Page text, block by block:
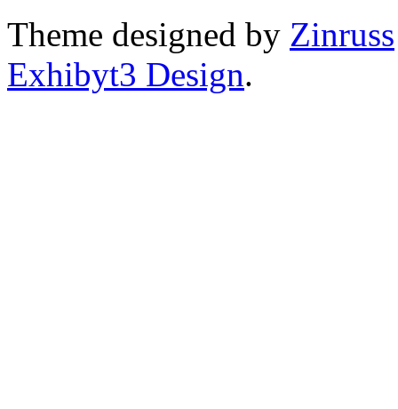
Theme designed by Zinruss
Exhibyt3 Design.